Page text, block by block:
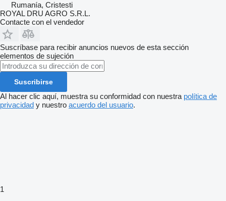
Rumanía, Cristesti
ROYAL DRU AGRO S.R.L.
Contacte con el vendedor
Suscríbase para recibir anuncios nuevos de esta sección
elementos de sujeción
Suscribirse
Al hacer clic aquí, muestra su conformidad con nuestra política de
privacidad y nuestro acuerdo del usuario.
1